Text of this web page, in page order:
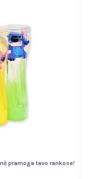
pramoga tavo rankose!